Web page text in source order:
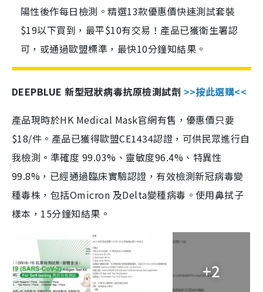
陽性後作每日檢測。精選13款優惠價快速測試套裝
$19以下買到，最平$10有交易！產品已獲衛生署認
可，或通過歐盟標準，最快10分鐘知結果。
DEEPBLUE 新型冠狀病毒抗原檢測試劑 >>按此選購<<
產品現時於HK Medical Mask官網有售，優惠價只要
$18/件。產品已獲得歐盟CE1434認證，可供民眾進行自
我檢測。準確度 99.03%、靈敏度96.4%、特異性
99.8%，已經通過臨床實驗認證，有效檢測新冠病毒變
種毒株，包括Omicron 及Delta變種病毒。使用鼻拭子
樣本，15分鐘知結果。
+2